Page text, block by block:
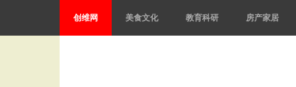
创维网 美食文化 教育科研 房产家居